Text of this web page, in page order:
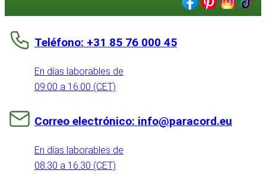
Teléfono: +31 85 76 000 45
En días laborables de
09:00 a 16:00 (CET)
Correo electrónico: info@paracord.eu
En días laborables de
08:30 a 16:30 (CET)